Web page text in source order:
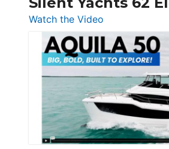
Watch the Video
Silent
Yachts
62
Electronic